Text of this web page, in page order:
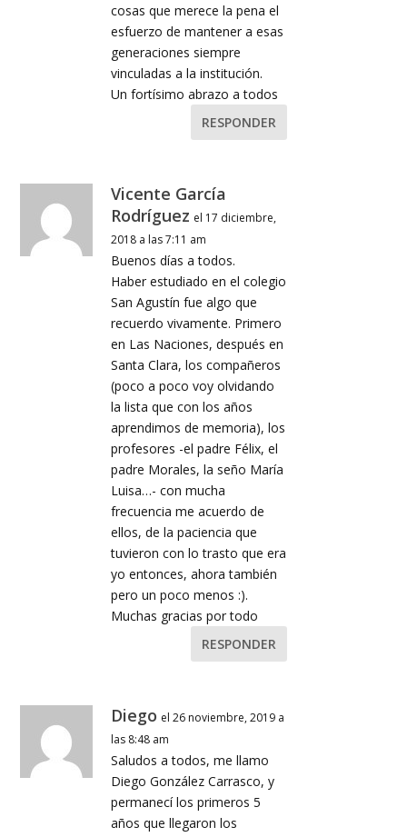
cosas que merece la pena el
esfuerzo de mantener a esas
generaciones siempre
vinculadas a la institución.
Un fortísimo abrazo a todos
RESPONDER
Vicente García
Rodríguez el 17 diciembre,
2018 a las 7:11 am
Buenos días a todos.
Haber estudiado en el colegio
San Agustín fue algo que
recuerdo vivamente. Primero
en Las Naciones, después en
Santa Clara, los compañeros
(poco a poco voy olvidando
la lista que con los años
aprendimos de memoria), los
profesores -el padre Félix, el
padre Morales, la seño María
Luisa…- con mucha
frecuencia me acuerdo de
ellos, de la paciencia que
tuvieron con lo trasto que era
yo entonces, ahora también
pero un poco menos :).
Muchas gracias por todo
RESPONDER
Diego el 26 noviembre, 2019 a
las 8:48 am
Saludos a todos, me llamo
Diego González Carrasco, y
permanecí los primeros 5
años que llegaron los